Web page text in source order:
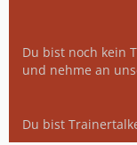
Du bist noch kein
und nehme an
Du bist